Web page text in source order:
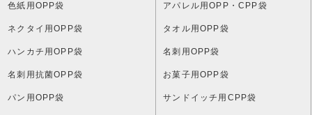
色紙用OPP袋 アパレル用OPP・CPP袋
ネクタイ用OPP袋 タオル用OPP袋
ハンカチ用OPP袋 名刺用OPP袋
名刺用抗菌OPP袋 お菓子用OPP袋
パン用OPP袋 サンドイッチ用CPP袋